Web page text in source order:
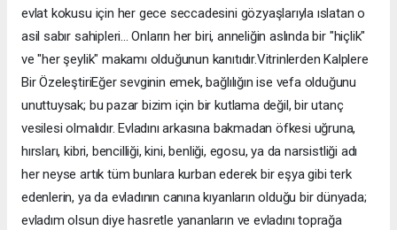
evlat kokusu için her gece seccadesini gözyaşlarıyla ıslatan o
asil sabır sahipleri... Onların her biri, anneliğin aslında bir "hiçlik"
ve "her şeylik" makamı olduğunun kanıtıdır. ​Vitrinlerden Kalplere
Bir Özeleştiri ​Eğer sevginin emek, bağlılığın ise vefa olduğunu
unuttuysak; bu pazar bizim için bir kutlama değil, bir utanç
vesilesi olmalıdır. Evladını arkasına bakmadan öfkesi uğruna,
hırsları, kibri, bencilliği, kini, benliği, egosu, ya da narsistliği adı
her neyse artık tüm bunlara kurban ederek bir eşya gibi terk
edenlerin, ya da evladının canına kıyanların olduğu bir dünyada;
evladım olsun diye hasretle yananların ve evladını toprağa